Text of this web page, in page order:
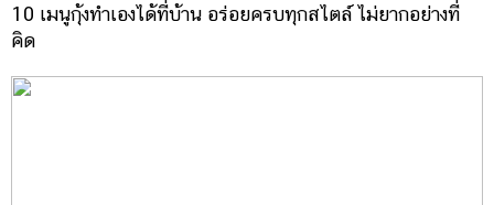
10 เมนูกุ้งทำเองได้ที่บ้าน อร่อยครบทุกสไตล์ ไม่ยากอย่างที่
คิด